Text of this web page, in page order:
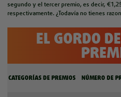
segundo y el tercer premio, es decir,
respectivamente. ¿Todavía no tienes
EL GORDO
CATEGORÍAS DE PREMIOS NÚMERO DE